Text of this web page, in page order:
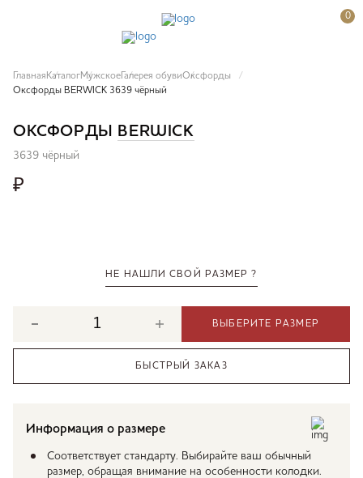
0
Главная КаталогМужское Галерея обувиОксфорды
Оксфорды BERWICK 3639 чёрный
ОКСФОРДЫ BERWICK
3639 чёрный
₽
НЕ НАШЛИ СВОЙ РАЗМЕР ?
ВЫБЕРИТЕ РАЗМЕР
БЫСТРЫЙ ЗАКАЗ
Информация о размере
Соответствует стандарту. Выбирайте ваш обычный
размер, обращая внимание на особенности колодки.